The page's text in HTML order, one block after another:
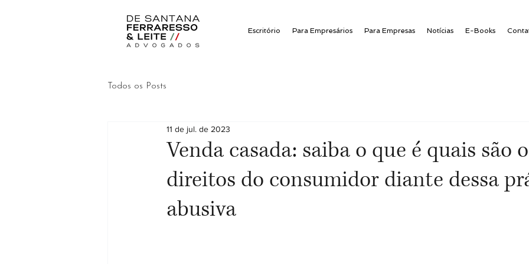
Escritório Para Empresários Para Empresas Notícias E-Books
Todos os Posts
Venda casada: saiba o que é quais são
direitos do consumidor diante dessa
abusiva
11 de jul. de 2023